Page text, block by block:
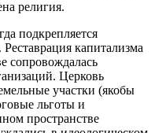
религия.
подкрепляется
капитализма
сопровождалась
Церковь
участки (якобы
льготы и
пространстве